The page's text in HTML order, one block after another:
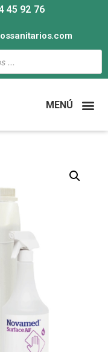
45 92 76
MENÚ